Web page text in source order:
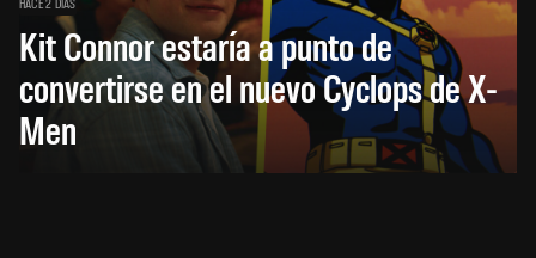
Kit Connor estaría a punto de
convertirse en el nuevo Cyclops de X-
Men